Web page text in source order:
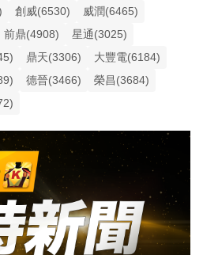
創威(6530)
威潤(6465)
前鼎(4908)
星通(3025)
鼎天(3306)
大豐電(6184)
德晉(3466)
榮昌(3684)